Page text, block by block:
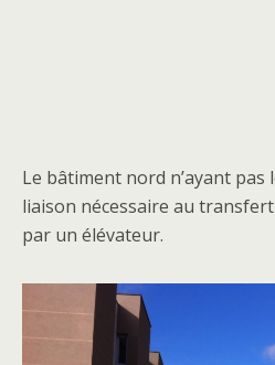
Le bâtiment nord n’ayant pas
liaison nécessaire au
par un élévateur.